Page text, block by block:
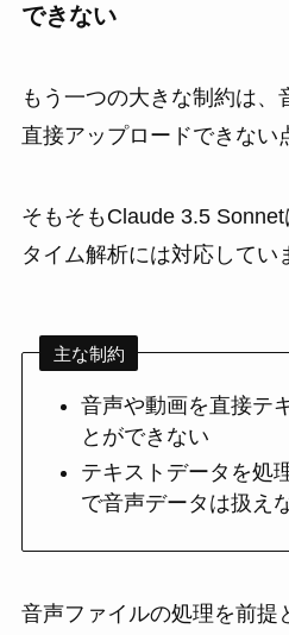
できない
もう一つの大きな制約は、
直接アップロードできない
そもそもClaude 3.5
タイム解析には対応してい
主な制約
音声や動画を直接テ
とができない
テキストデータを処
で音声データは扱え
音声ファイルの処理を前提